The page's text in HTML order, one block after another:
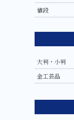
値段
大判・小判
金工芸品